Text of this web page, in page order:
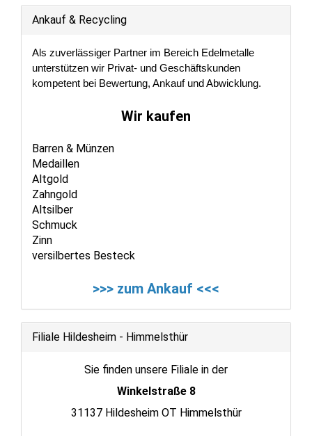
Ankauf & Recycling
Als zuverlässiger Partner im Bereich Edelmetalle
unterstützen wir Privat- und Geschäftskunden
kompetent bei Bewertung, Ankauf und Abwicklung.
Wir kaufen
Barren & Münzen
Medaillen
Altgold
Zahngold
Altsilber
Schmuck
Zinn
versilbertes Besteck
>>> zum Ankauf <<<
Filiale Hildesheim - Himmelsthür
Sie finden unsere Filiale in der
Winkelstraße 8
31137 Hildesheim OT Himmelsthür